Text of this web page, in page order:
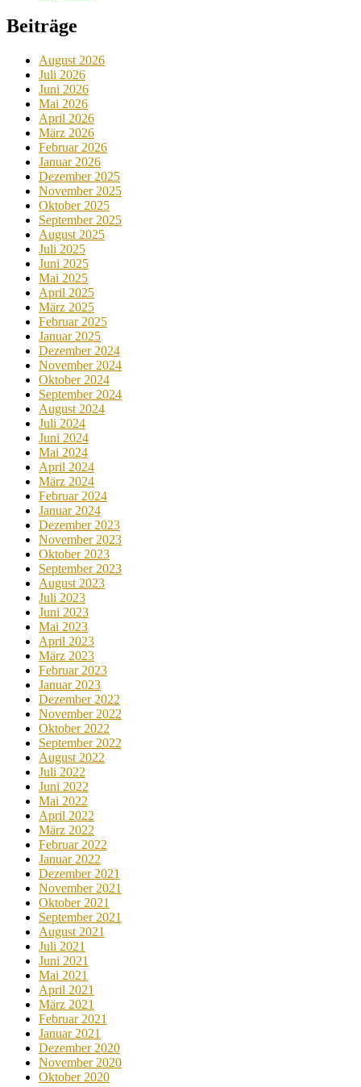
Beiträge
August 2026
Juli 2026
Juni 2026
Mai 2026
April 2026
März 2026
Februar 2026
Januar 2026
Dezember 2025
November 2025
Oktober 2025
September 2025
August 2025
Juli 2025
Juni 2025
Mai 2025
April 2025
März 2025
Februar 2025
Januar 2025
Dezember 2024
November 2024
Oktober 2024
September 2024
August 2024
Juli 2024
Juni 2024
Mai 2024
April 2024
März 2024
Februar 2024
Januar 2024
Dezember 2023
November 2023
Oktober 2023
September 2023
August 2023
Juli 2023
Juni 2023
Mai 2023
April 2023
März 2023
Februar 2023
Januar 2023
Dezember 2022
November 2022
Oktober 2022
September 2022
August 2022
Juli 2022
Juni 2022
Mai 2022
April 2022
März 2022
Februar 2022
Januar 2022
Dezember 2021
November 2021
Oktober 2021
September 2021
August 2021
Juli 2021
Juni 2021
Mai 2021
April 2021
März 2021
Februar 2021
Januar 2021
Dezember 2020
November 2020
Oktober 2020